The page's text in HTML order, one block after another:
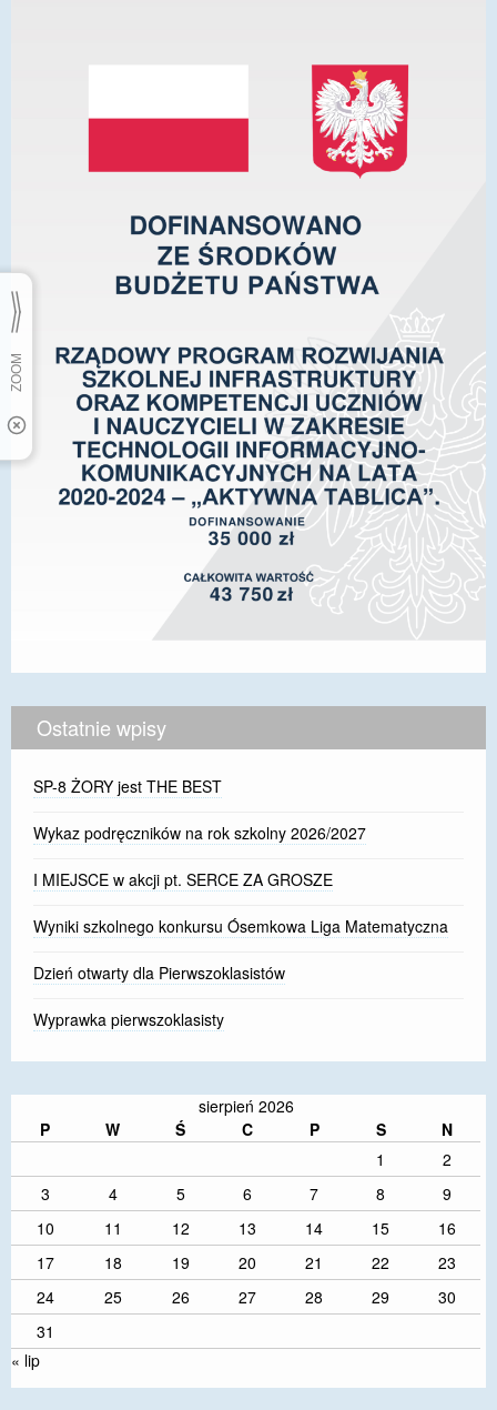
Ostatnie wpisy
SP-8 ŻORY jest THE BEST
Wykaz podręczników na rok szkolny 2026/2027
I MIEJSCE w akcji pt. SERCE ZA GROSZE
Wyniki szkolnego konkursu Ósemkowa Liga Matematyczna
Dzień otwarty dla Pierwszoklasistów
Wyprawka pierwszoklasisty
sierpień 2026
P
W Ś C P S
N
1
2
3
4 5 6 7 8
9
10
11 12 13 14 15
16
17
18 19 20 21 22
23
24
25 26 27 28 29
30
31
« lip